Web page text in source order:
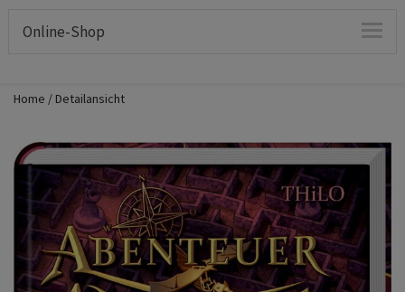
Online-Shop
Home Detailansicht